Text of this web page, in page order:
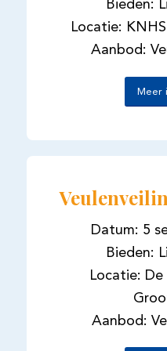
Bieden:
Locatie:
Aanbod:
Meer
Datum: 5
Bieden:
Locatie:
Aanbod: